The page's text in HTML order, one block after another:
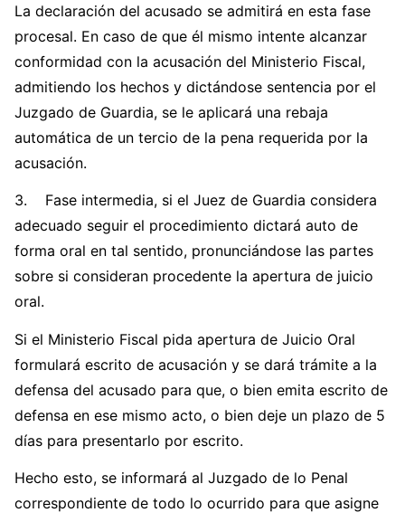
La declaración del acusado se admitirá en esta fase
procesal. En caso de que él mismo intente alcanzar
conformidad con la acusación del Ministerio Fiscal,
admitiendo los hechos y dictándose sentencia por el
Juzgado de Guardia, se le aplicará una rebaja
automática de un tercio de la pena requerida por la
acusación.
3. Fase intermedia, si el Juez de Guardia considera
adecuado seguir el procedimiento dictará auto de
forma oral en tal sentido, pronunciándose las partes
sobre si consideran procedente la apertura de juicio
oral.
Si el Ministerio Fiscal pida apertura de Juicio Oral
formulará escrito de acusación y se dará trámite a la
defensa del acusado para que, o bien emita escrito de
defensa en ese mismo acto, o bien deje un plazo de 5
días para presentarlo por escrito.
Hecho esto, se informará al Juzgado de lo Penal
correspondiente de todo lo ocurrido para que asigne